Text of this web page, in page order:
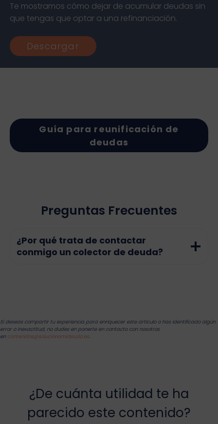
Te mostramos cómo dejar de acumular deudas sin
que tengas que optar a una refinanciación.
Descargar
Guía para reunificación de
deudas
Preguntas Frecuentes
¿Por qué trata de contactar
conmigo un colector de deuda?
Si deseas compartir tu experiencia para enriquecer este artículo o has identificado algún
error o inexactitud, no dudes en ponerte en contacto con nosotros
en contenidos@solucionamideuda.es.
¿De cuánta utilidad te ha
parecido este contenido?